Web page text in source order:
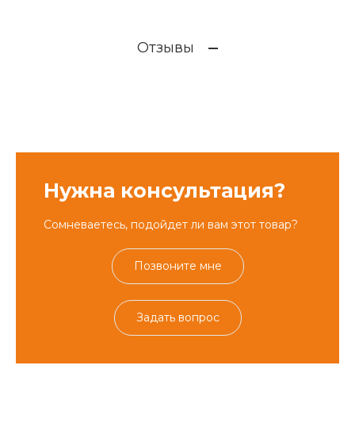
Отзывы
Нужна консультация?
Сомневаетесь, подойдет ли вам этот товар?
Позвоните мне
Задать вопрос